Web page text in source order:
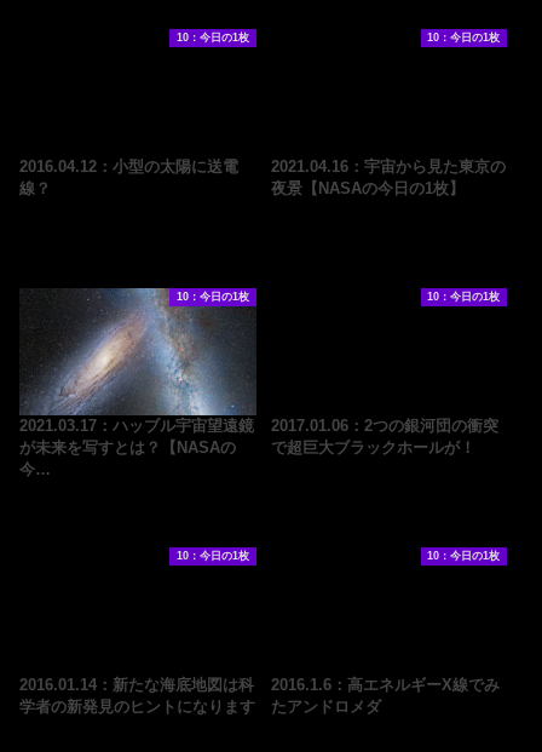
10：今日の1枚
2016.04.12：小型の太陽に送電
線？
10：今日の1枚
2021.04.16：宇宙から見た東京の
夜景【NASAの今日の1枚】
10：今日の1枚
2021.03.17：ハッブル宇宙望遠鏡
が未来を写すとは？【NASAの
今…
10：今日の1枚
2017.01.06：2つの銀河団の衝突
で超巨大ブラックホールが！
10：今日の1枚
2016.01.14：新たな海底地図は科
学者の新発見のヒントになります
10：今日の1枚
2016.1.6：高エネルギーX線でみ
たアンドロメダ